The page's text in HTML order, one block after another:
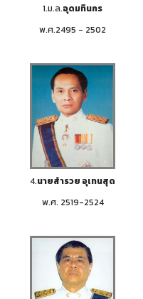
1.ม.ล.อุดมทินกร
พ.ศ.2495 - 2502
4.นายสำรวย อุเทนสุด
พ.ศ. 2519-2524